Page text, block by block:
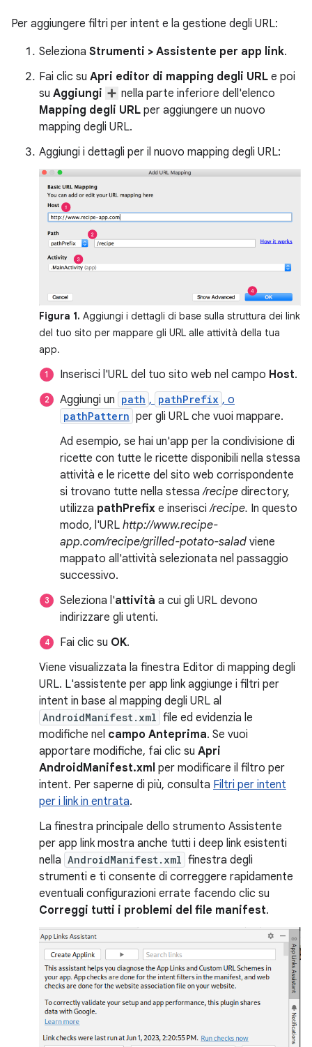
Per aggiungere filtri per intent e la gestione degli URL:
Seleziona Strumenti > Assistente per app link.
Fai clic su Apri editor di mapping degli URL e poi
su Aggiungi
nella parte inferiore dell'elenco
Mapping degli URL per aggiungere un nuovo
mapping degli URL.
Aggiungi i dettagli per il nuovo mapping degli URL:
Figura 1. Aggiungi i dettagli di base sulla struttura dei link
del tuo sito per mappare gli URL alle attività della tua
app.
Inserisci l'URL del tuo sito web nel campo Host.
Aggiungi un path , pathPrefix , o
pathPattern per gli URL che vuoi mappare.
Ad esempio, se hai un'app per la condivisione di
ricette con tutte le ricette disponibili nella stessa
attività e le ricette del sito web corrispondente
si trovano tutte nella stessa/recipe directory,
utilizza pathPrefix e inserisci/recipe. In questo
modo, l'URL http://www.recipe-
app.com/recipe/grilled-potato-salad viene
mappato all'attività selezionata nel passaggio
successivo.
Seleziona l'attività a cui gli URL devono
indirizzare gli utenti.
Fai clic su OK.
Viene visualizzata la finestra Editor di mapping degli
URL. L'assistente per app link aggiunge i filtri per
intent in base al mapping degli URL al
AndroidManifest.xml file ed evidenzia le
modifiche nel campo Anteprima. Se vuoi
apportare modifiche, fai clic su Apri
AndroidManifest.xml per modificare il filtro per
intent. Per saperne di più, consulta Filtri per intent
per i link in entrata.
La finestra principale dello strumento Assistente
per app link mostra anche tutti i deep link esistenti
nella AndroidManifest.xml finestra degli
strumenti e ti consente di correggere rapidamente
eventuali configurazioni errate facendo clic su
Correggi tutti i problemi del file manifest.